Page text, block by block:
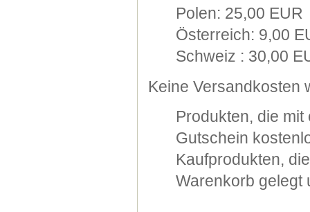
Polen: 25,00 EUR
Österreich: 9,00
Schweiz : 30,00
Keine Versandkosten
Produkten, die
Gutschein
Kaufprodukten,
Warenkorb gelegt